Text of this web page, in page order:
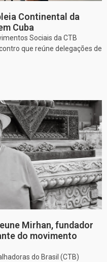
Continental da
Cuba
Sociais da CTB
que reúne delegações de
Mirhan, fundador
do movimento
do Brasil (CTB)